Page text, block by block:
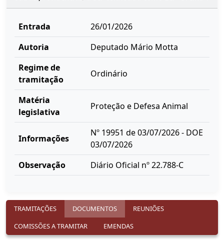
Entrada
26/01/2026
Autoria
Deputado Mário Motta
Regime de
tramitação
Ordinário
Matéria
legislativa
Proteção e Defesa Animal
Informações
Nº 19951 de 03/07/2026 - DOE
03/07/2026
Observação
Diário Oficial nº 22.788-C
TRAMITAÇÕES DOCUMENTOS
REUNIÕES
COMISSÕES A TRAMITAR
EMENDAS